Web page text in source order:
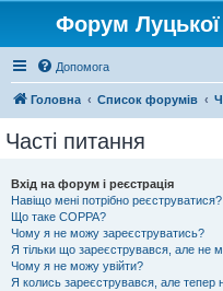
Форум Луцької
Допомога
Головна Список форумів
Часті питання
Вхід на форум і реєстрація
Навіщо мені потрібно реєструватися?
Що таке COPPA?
Чому я не можу зареєструватись?
Я тільки що зареєструвався, але не
Чому я не можу увійти?
Я колись зареєструвався, але тепер